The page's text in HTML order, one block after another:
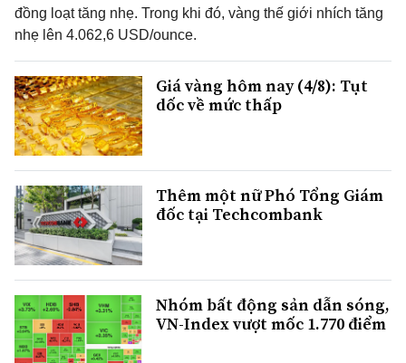
đồng loạt tăng nhẹ. Trong khi đó, vàng thế giới nhích tăng
nhẹ lên 4.062,6 USD/ounce.
Giá vàng hôm nay (4/8): Tụt
dốc về mức thấp
Thêm một nữ Phó Tổng Giám
đốc tại Techcombank
Nhóm bất động sản dẫn sóng,
VN-Index vượt mốc 1.770 điểm